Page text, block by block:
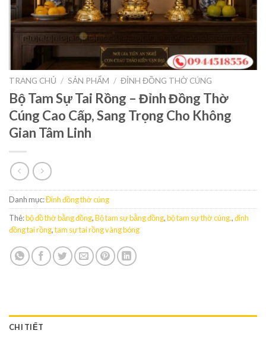
TRANG CHỦ / SẢN PHẨM / ĐỈNH ĐỒNG THỜ CÚNG
Bộ Tam Sự Tai Rồng – Đỉnh Đồng Thờ
Cúng Cao Cấp, Sang Trọng Cho Không
Gian Tâm Linh
Danh mục:Đỉnh đồng thờ cúng
Thẻ:bộ đồ thờ bằng đồng,Bộ tam sự bằng đồng,bộ tam sự thờ cúng.,đỉnh
đồng tai rồng,tam sự tai rồng vàng bóng
CHI TIẾT